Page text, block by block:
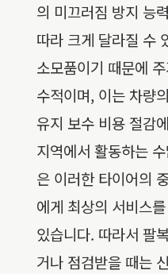
의 미끄러짐 방지 능
따라 크게 달라질 수
소모품이기 때문에
수적이며, 이는 차량
유지 보수 비용 절감
지역에서 활동하는
은 이러한 타이어의
에게 최상의 서비스
있습니다. 따라서 팔
거나 점검받을 때는